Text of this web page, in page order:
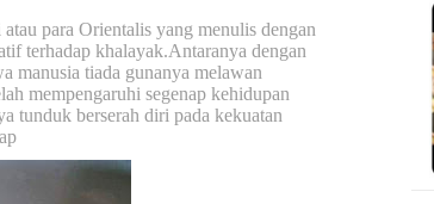
para Orientalis yang menulis dengan
terhadap khalayak.Antaranya dengan
manusia tiada gunanya melawan
mempengaruhi segenap kehidupan
tunduk berserah diri pada kekuatan